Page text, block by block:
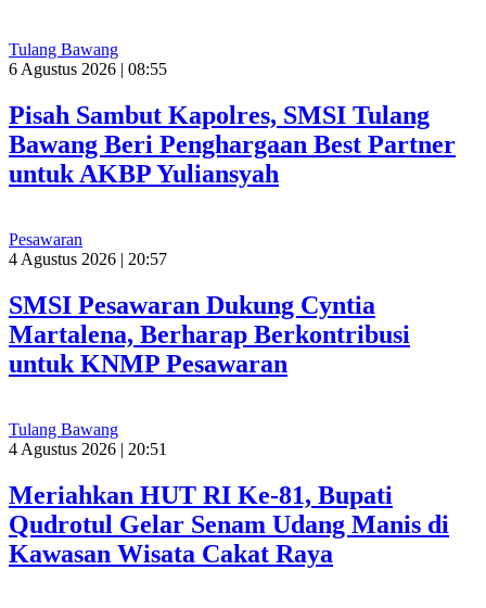
Tulang Bawang
6 Agustus 2026 | 08:55
Pisah Sambut Kapolres, SMSI Tulang
Bawang Beri Penghargaan Best Partner
untuk AKBP Yuliansyah
Pesawaran
4 Agustus 2026 | 20:57
SMSI Pesawaran Dukung Cyntia
Martalena, Berharap Berkontribusi
untuk KNMP Pesawaran
Tulang Bawang
4 Agustus 2026 | 20:51
Meriahkan HUT RI Ke-81, Bupati
Qudrotul Gelar Senam Udang Manis di
Kawasan Wisata Cakat Raya